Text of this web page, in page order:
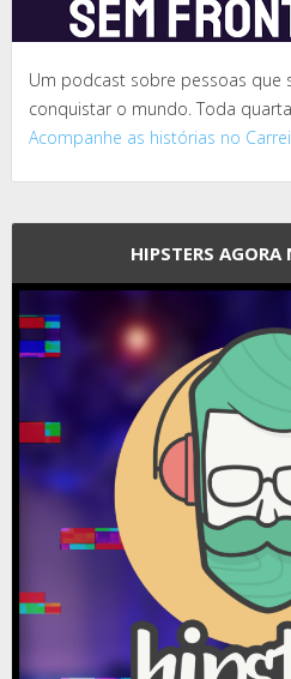
Um podcast sobre pessoas que
conquistar o mundo. Toda
Acompanhe as histórias no
HIPSTERS